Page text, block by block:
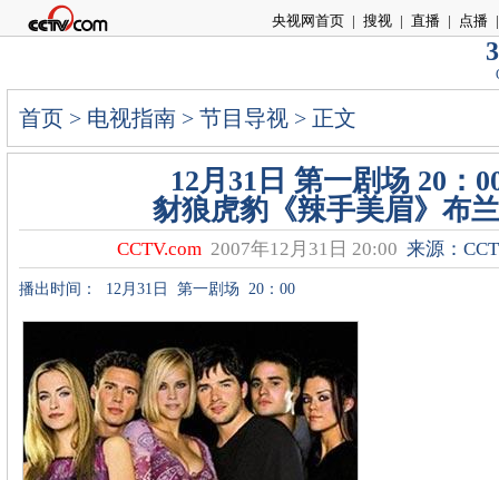
央视网首页 | 搜视 | 直播 | 点播 |
首页 > 电视指南 > 节目导视 > 正文
12月31日 第一剧场 20：
豺狼虎豹《辣手美眉》布
CCTV.com 2007年12月31日 20:00 来源：
播出时间： 12月31日 第一剧场 20：00